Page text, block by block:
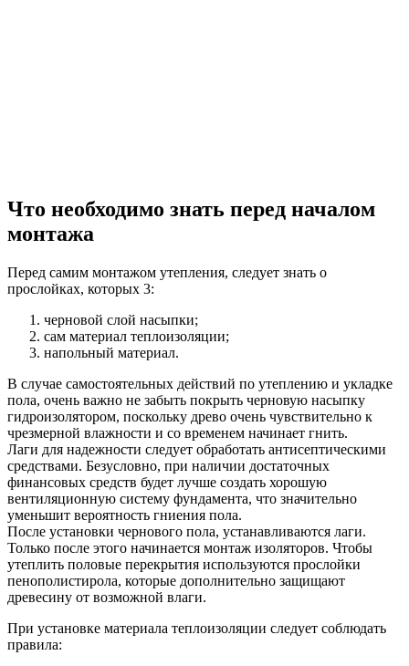
Что необходимо знать перед началом
монтажа
Перед самим монтажом утепления, следует знать о
прослойках, которых 3:
черновой слой насыпки;
сам материал теплоизоляции;
напольный материал.
В случае самостоятельных действий по утеплению и укладке
пола, очень важно не забыть покрыть черновую насыпку
гидроизолятором, поскольку древо очень чувствительно к
чрезмерной влажности и со временем начинает гнить.
Лаги для надежности следует обработать антисептическими
средствами. Безусловно, при наличии достаточных
финансовых средств будет лучше создать хорошую
вентиляционную систему фундамента, что значительно
уменьшит вероятность гниения пола.
После установки чернового пола, устанавливаются лаги.
Только после этого начинается монтаж изоляторов. Чтобы
утеплить половые перекрытия используются прослойки
пенополистирола, которые дополнительно защищают
древесину от возможной влаги.
При установке материала теплоизоляции следует соблюдать
правила: